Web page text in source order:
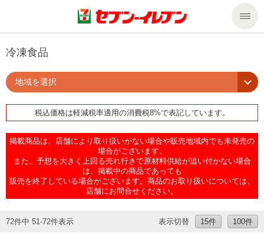
商品のご案内
商品のご案内トップ
今週の新商品
商品カテゴリ一覧
セール・キャンペーン
サービス
nanacoトップ
企業情報トップ
ニュースリリース
私たちの取組み
サステナビリティ
冷凍食品
地域を選択
税込価格は軽減税率適用の消費税8%で表記しています。
掲載商品は、店舗により取り扱いがない場合や販売地域内でも未発売の
場合がございます。
また、予想を大きく上回る売れ行きで原材料供給が追い付かない場合
は、掲載中の商品であっても
販売を終了している場合がございます。商品のお取り扱いについては、
店舗にお問合せください。
72件中 51-72件表示 表示切替 15件 100件